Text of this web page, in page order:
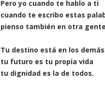
Pero yo cuando te hablo a ti
cuando te escribo estas
pienso también en otra
Tu destino está en los demás
tu futuro es tu propia vida
tu dignidad es la de todos.